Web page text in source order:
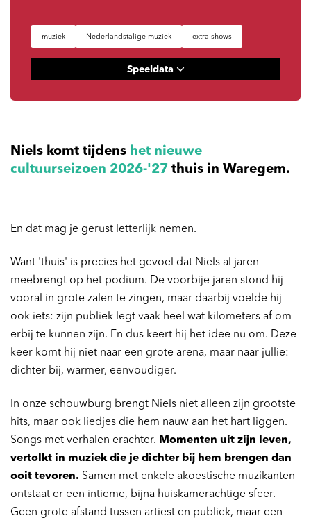
muziek Nederlandstalige muziek extra shows
Speeldata
Niels komt tijdens het nieuwe
cultuurseizoen 2026-'27 thuis in Waregem.
En dat mag je gerust letterlijk nemen.
Want 'thuis' is precies het gevoel dat Niels al jaren
meebrengt op het podium. De voorbije jaren stond hij
vooral in grote zalen te zingen, maar daarbij voelde hij
ook iets: zijn publiek legt vaak heel wat kilometers af om
erbij te kunnen zijn. En dus keert hij het idee nu om. Deze
keer komt hij niet naar een grote arena, maar naar jullie:
dichter bij, warmer, eenvoudiger.
In onze schouwburg brengt Niels niet alleen zijn grootste
hits, maar ook liedjes die hem nauw aan het hart liggen.
Songs met verhalen erachter. Momenten uit zijn leven,
vertolkt in muziek die je dichter bij hem brengen dan
ooit tevoren. Samen met enkele akoestische muzikanten
ontstaat er een intieme, bijna huiskamerachtige sfeer.
Geen grote afstand tussen artiest en publiek, maar een